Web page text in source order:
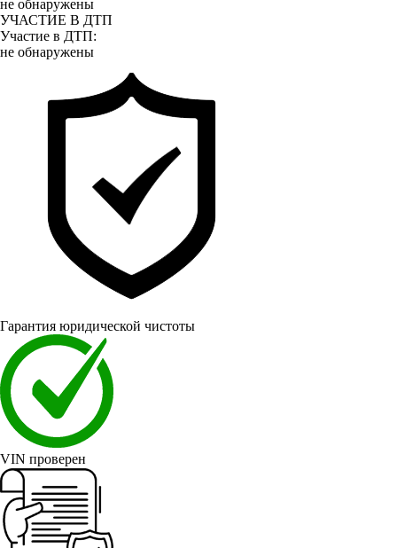
не обнаружены
УЧАСТИЕ В ДТП
Участие в ДТП:
не обнаружены
Гарантия юридической чистоты
VIN проверен